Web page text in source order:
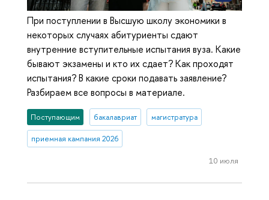
При поступлении в Высшую школу экономики в
некоторых случаях абитуриенты сдают
внутренние вступительные испытания вуза. Какие
бывают экзамены и кто их сдает? Как проходят
испытания? В какие сроки подавать заявление?
Разбираем все вопросы в материале.
Поступающим бакалавриат магистратура
приемная кампания 2026
10 июля